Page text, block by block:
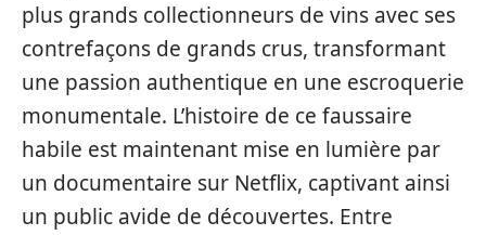
plus grands collectionneurs de vins avec ses
contrefaçons de grands crus, transformant
une passion authentique en une escroquerie
monumentale. L’histoire de ce faussaire
habile est maintenant mise en lumière par
un documentaire sur Netflix, captivant ainsi
un public avide de découvertes. Entre